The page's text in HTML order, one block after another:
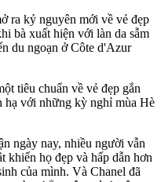
ra kỷ nguyên mới về vẻ đẹp
bà xuất hiện với làn da sẫm
du ngoạn ở Côte d'Azur
tiêu chuẩn về vẻ đẹp gắn
hạ với những kỳ nghỉ mùa Hè
ngày nay, nhiều người vẫn
khiến họ đẹp và hấp dẫn hơn
của mình. Và Chanel đã